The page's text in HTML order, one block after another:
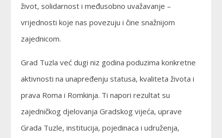
život, solidarnost i međusobno uvažavanje –
vrijednosti koje nas povezuju i čine snažnijom
zajednicom.
Grad Tuzla već dugi niz godina poduzima konkretne
aktivnosti na unapređenju statusa, kvaliteta života i
prava Roma i Romkinja. Ti napori rezultat su
zajedničkog djelovanja Gradskog vijeća, uprave
Grada Tuzle, institucija, pojedinaca i udruženja,